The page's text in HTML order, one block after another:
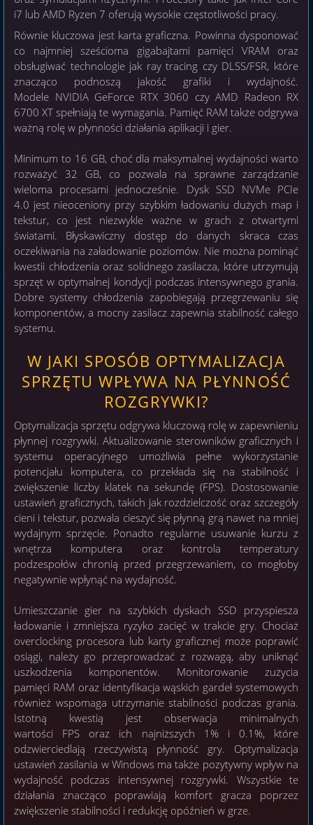
i7 lub AMD Ryzen 7 oferują wysokie częstotliwości pracy.
Równie kluczowa jest karta graficzna. Powinna dysponować
co najmniej sześcioma gigabajtami pamięci VRAM oraz
obsługiwać technologie jak ray tracing czy DLSS/FSR, które
znacząco podnoszą jakość grafiki i wydajność.
Modele NVIDIA GeForce RTX 3060 czy AMD Radeon RX
6700 XT spełniają te wymagania. Pamięć RAM także odgrywa
ważną rolę w płynności działania aplikacji i gier.
Minimum to 16 GB, choć dla maksymalnej wydajności warto
rozważyć 32 GB, co pozwala na sprawne zarządzanie
wieloma procesami jednocześnie. Dysk SSD NVMe PCIe
4.0 jest nieoceniony przy szybkim ładowaniu dużych map i
tekstur, co jest niezwykle ważne w grach z otwartymi
światami. Błyskawiczny dostęp do danych skraca czas
oczekiwania na załadowanie poziomów. Nie można pominąć
kwestii chłodzenia oraz solidnego zasilacza, które utrzymują
sprzęt w optymalnej kondycji podczas intensywnego grania.
Dobre systemy chłodzenia zapobiegają przegrzewaniu się
komponentów, a mocny zasilacz zapewnia stabilność całego
systemu.
W JAKI SPOSÓB OPTYMALIZACJA
SPRZĘTU WPŁYWA NA PŁYNNOŚĆ
ROZGRYWKI?
Optymalizacja sprzętu odgrywa kluczową rolę w zapewnieniu
płynnej rozgrywki. Aktualizowanie sterowników graficznych i
systemu operacyjnego umożliwia pełne wykorzystanie
potencjału komputera, co przekłada się na stabilność i
zwiększenie liczby klatek na sekundę (FPS). Dostosowanie
ustawień graficznych, takich jak rozdzielczość oraz szczegóły
cieni i tekstur, pozwala cieszyć się płynną grą nawet na mniej
wydajnym sprzęcie. Ponadto regularne usuwanie kurzu z
wnętrza komputera oraz kontrola temperatury
podzespołów chronią przed przegrzewaniem, co mogłoby
negatywnie wpłynąć na wydajność.
Umieszczanie gier na szybkich dyskach SSD przyspiesza
ładowanie i zmniejsza ryzyko zacięć w trakcie gry. Chociaż
overclocking procesora lub karty graficznej może poprawić
osiągi, należy go przeprowadzać z rozwagą, aby uniknąć
uszkodzenia komponentów. Monitorowanie zużycia
pamięci RAM oraz identyfikacja wąskich gardeł systemowych
również wspomaga utrzymanie stabilności podczas grania.
Istotną kwestią jest obserwacja minimalnych
wartości FPS oraz ich najniższych 1% i 0.1%, które
odzwierciedlają rzeczywistą płynność gry. Optymalizacja
ustawień zasilania w Windows ma także pozytywny wpływ na
wydajność podczas intensywnej rozgrywki. Wszystkie te
działania znacząco poprawiają komfort gracza poprzez
zwiększenie stabilności i redukcję opóźnień w grze.